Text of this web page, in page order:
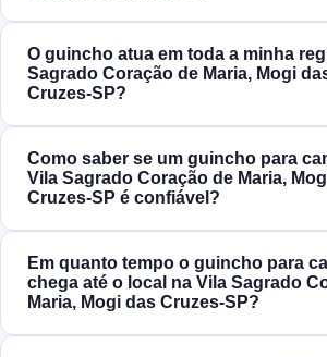
O guincho atua em toda a minha
Sagrado Coração de Maria, Mogi
Cruzes‑SP?
Como saber se um guincho para
Vila Sagrado Coração de Maria,
Cruzes‑SP é confiável?
Em quanto tempo o guincho para
chega até o local na Vila Sagrado
Maria, Mogi das Cruzes‑SP?